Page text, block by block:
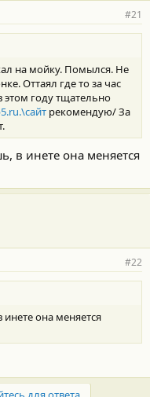
#21
на мойку. Помылся. Не
Оттаял где то за час
этом году тщательно
рекомендую/ За
в инете она меняется
#22
она меняется